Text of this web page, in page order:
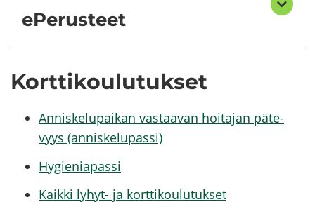
ePerusteet
Kort­ti­kou­lu­tuk­set
An­nis­ke­lu­pai­kan vas­taa­van hoi­ta­jan pä­te­
vyys (an­nis­ke­lu­pas­si)
Hy­gie­nia­pas­si
Kaik­ki lyhyt-​​ ja kort­ti­kou­lu­tuk­set